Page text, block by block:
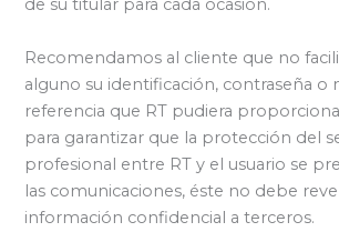
de su titular para cada ocasión.
Recomendamos al cliente que no
alguno su identificación, contraseña o
referencia que RT pudiera
para garantizar que la protección del
profesional entre RT y el usuario se
las comunicaciones, éste no debe
información confidencial a terceros.